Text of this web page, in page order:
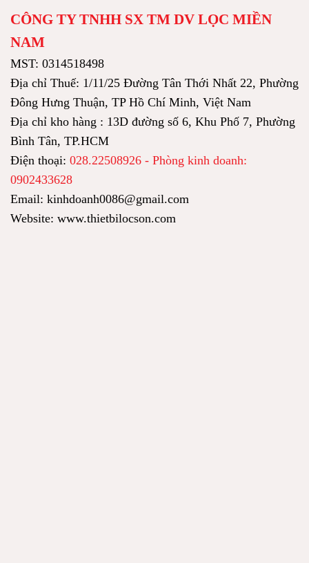
CÔNG TY TNHH SX TM DV LỌC MIỀN
NAM
MST: 0314518498
Địa chỉ Thuế: 1/11/25 Đường Tân Thới Nhất 22, Phường
Đông Hưng Thuận, TP Hồ Chí Minh, Việt Nam
Địa chỉ kho hàng : 13D đường số 6, Khu Phố 7, Phường
Bình Tân, TP.HCM
Điện thoại: 028.22508926 - Phòng kinh doanh:
0902433628
Email: kinhdoanh0086@gmail.com
Website: www.thietbilocson.com